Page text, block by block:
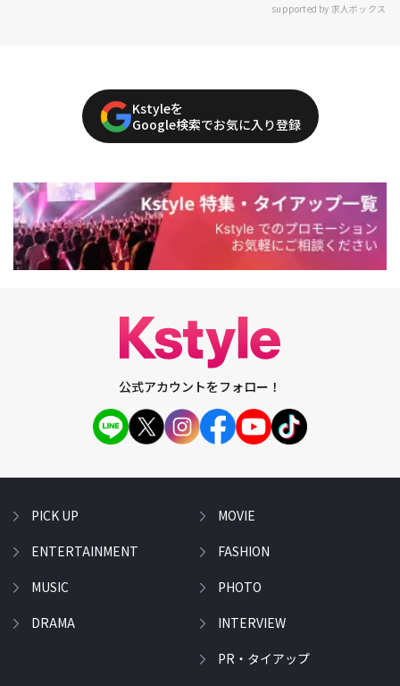
supported by 求人ボックス
Kstyleを
Google検索でお気に入り登録
公式アカウントをフォロー！
PICK UP
ENTERTAINMENT
MUSIC
DRAMA
MOVIE
FASHION
PHOTO
INTERVIEW
PR・タイアップ